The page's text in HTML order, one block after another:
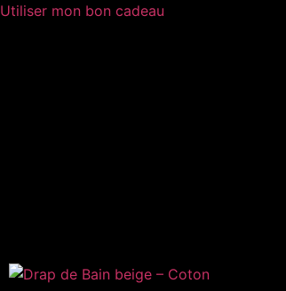
Utiliser mon bon cadeau